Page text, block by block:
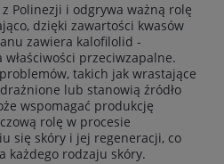
Polinezji i odgrywa ważną rolę
dzięki zawartości kwasów
zawiera kalofilolid -
przeciwzapalne.
takich jak wrastające
lub stanowią źródło
wspomagać produkcję
rolę w procesie
się skóry i jej regeneracji, co
każdego rodzaju skóry.